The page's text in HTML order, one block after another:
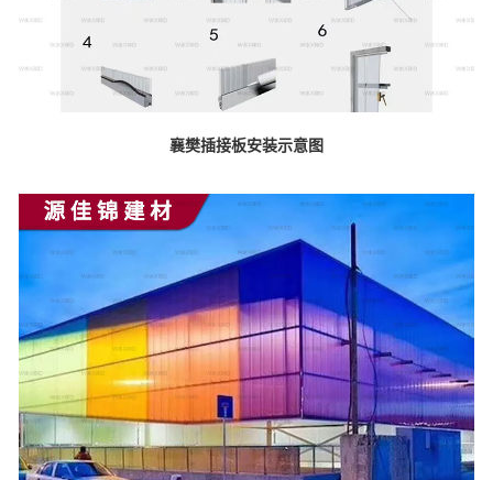
襄樊插接板安装示意图